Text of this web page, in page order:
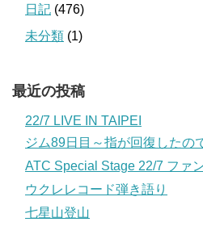
日記 (476)
未分類 (1)
最近の投稿
22/7 LIVE IN TAIPEI
ジム89日目～指が回復したの
ATC Special Stage 22/7 ファ
ウクレレコード弾き語り
七星山登山